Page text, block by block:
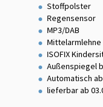
Stoffpolster
Regensensor
MP3/DAB
Mittelarmlehne
ISOFIX
Außenspiegel
Automatisch
lieferbar ab